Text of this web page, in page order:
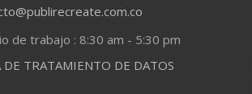
de trabajo : 8:30 am - 5:30 pm
DE TRATAMIENTO DE DATOS